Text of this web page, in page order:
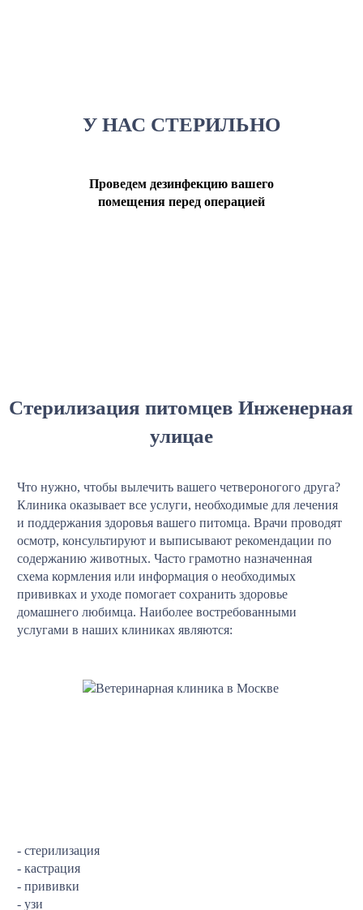
У НАС СТЕРИЛЬНО
Проведем дезинфекцию вашего
помещения перед операцией
Стерилизация питомцев Инженерная
улицае
Что нужно, чтобы вылечить вашего четвероногого друга?
Клиника оказывает все услуги, необходимые для лечения
и поддержания здоровья вашего питомца. Врачи проводят
осмотр, консультируют и выписывают рекомендации по
содержанию животных. Часто грамотно назначенная
схема кормления или информация о необходимых
прививках и уходе помогает сохранить здоровье
домашнего любимца. Наиболее востребованными
услугами в наших клиниках являются:
- стерилизация
- кастрация
- прививки
- узи